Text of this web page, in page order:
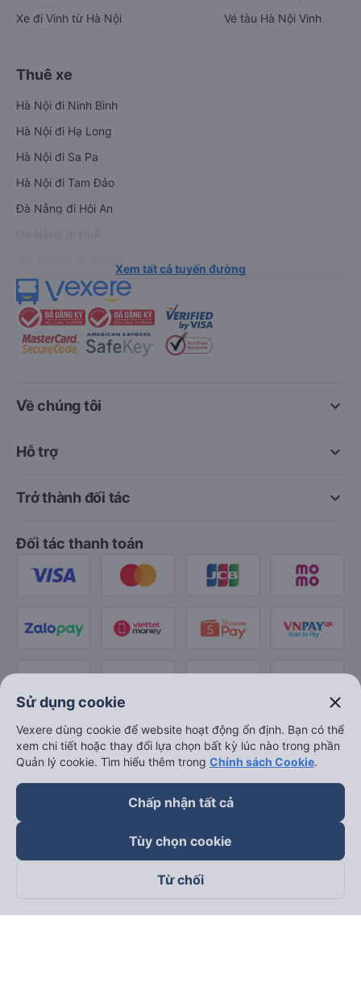
Xe đi Vinh từ Hà Nội
Vé tàu Hà Nội Vinh
Thuê xe
Hà Nội đi Ninh Bình
Hà Nội đi Hạ Long
Hà Nội đi Sa Pa
Hà Nội đi Tam Đảo
Đà Nẵng đi Hội An
Xem tất cả tuyến đường
keyboard_arrow_down
Về chúng tôi
keyboard_arrow_down
Hỗ trợ
keyboard_arrow_down
Trở thành đối tác
Đối tác thanh toán
Theo dõi chúng tôi trên
Sử dụng cookie close
Vexere dùng cookie để website hoạt động ổn định. Bạn có thể
xem chi tiết hoặc thay đổi lựa chọn bất kỳ lúc nào trong phần
Quản lý cookie. Tìm hiểu thêm trong Chính sách Cookie.
Chấp nhận tất cả
Tùy chọn cookie
Từ chối